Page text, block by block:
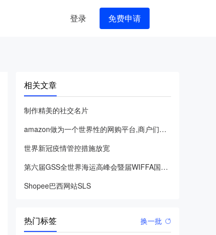
登录 免费申请
相关文章
制作精美的社交名片
amazon做为一个世界性的网购平台,商户们在买卖交易的情况
世界新冠疫情管控措施放宽
第六届GSS全世界海运高峰会暨届WIFFA国际货运代理协同交
Shopee巴西网站SLS
热门标签 换一批